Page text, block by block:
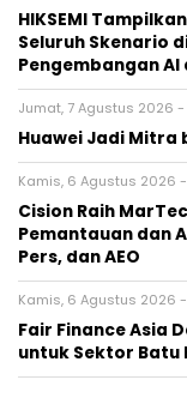
HIKSEMI
Seluruh Skenario
Pengembangan
Jumat, 7 Agustus 2026 -
Huawei Jadi Mitra
Kamis, 6 Agustus 2026 -
Cision Raih
Pemantauan dan
Pers, dan AEO
Kamis, 6 Agustus 2026 -
Fair Finance Asia
untuk Sektor Batu